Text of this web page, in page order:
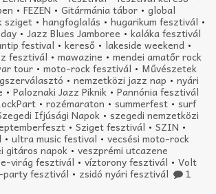
• FEZEN • Gitármánia tábor • global
sziget • hangfoglalás • hugarikum fesztivál •
• Jazz Blues Jamboree • kaláka fesztivál
festival • kereső • lakeside weekend •
fesztivál • mawazine • mendei amatőr rock
tour • moto-rock fesztivál • Művészetek
• nemzetközi jazz nap • nyári
• Paloznaki Jazz Piknik • Pannónia fesztivál
• rozémaraton • summerfest • surf
Ifjúsági Napok • szegedi nemzetközi
• Sziget fesztivál • SZIN •
• ultra music festival • vecsési moto-rock
gitáros napok • veszprémi utcazene
virág fesztivál • víztorony fesztivál • Volt
party fesztivál • zsidó nyári fesztivál 1